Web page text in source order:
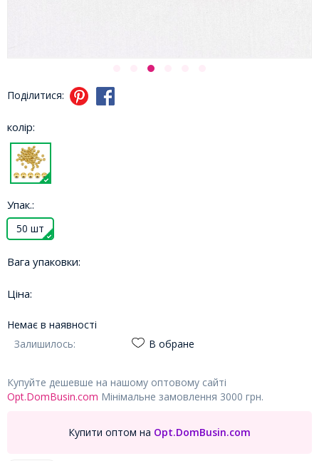
Поділитися:
колір:
Упак.:
50 шт
Вага упаковки:
Ціна:
Немає в наявності
Залишилось:
В обране
Купуйте дешевше на нашому оптовому сайті
Opt.DomBusin.com Мінімальне замовлення 3000 грн.
Купити оптом на Opt.DomBusin.com